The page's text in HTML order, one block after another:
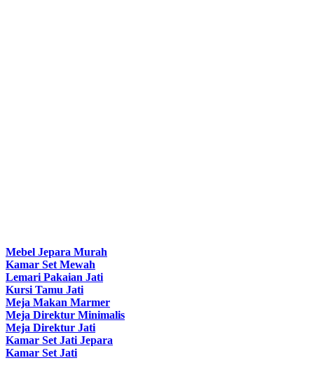
Mebel Jepara Murah
Kamar Set Mewah
Lemari Pakaian Jati
Kursi Tamu Jati
Meja Makan Marmer
Meja Direktur Minimalis
Meja Direktur Jati
Kamar Set Jati Jepara
Kamar Set Jati